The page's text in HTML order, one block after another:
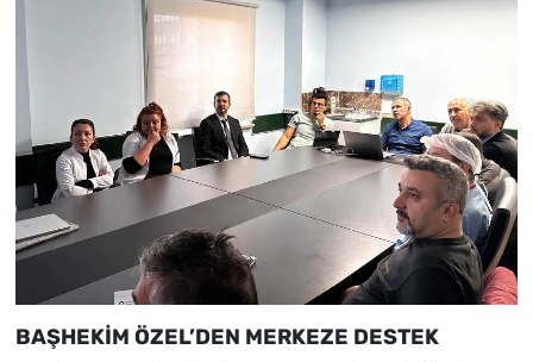
BAŞHEKİM ÖZEL’DEN MERKEZE DESTEK